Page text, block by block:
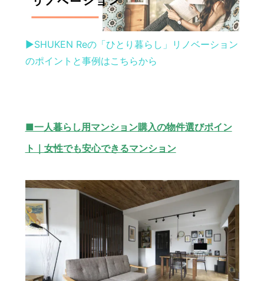
▶︎SHUKEN Reの「ひとり暮らし」リノベーション
のポイントと事例はこちらから
■一人暮らし用マンション購入の物件選びポイン
ト｜女性でも安心できるマンション